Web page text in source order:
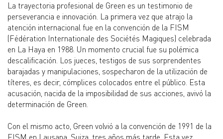
La trayectoria profesional de Green es un testimonio de
perseverancia e innovación. La primera vez que atrajo la
atención internacional fue en la convención de la FISM
(Fédération Internationale des Sociétés Magiques) celebrada
en La Haya en 1988. Un momento crucial fue su polémica
descalificación. Los jueces, testigos de sus sorprendentes
barajadas y manipulaciones, sospecharon de la utilización de
títeres, es decir, cómplices colocados entre el público. Esta
acusación, nacida de la imposibilidad de sus acciones, avivó la
determinación de Green.
Con el mismo acto, Green volvió a la convención de 1991 de la
FISM en Lausana, Suiza, tres años más tarde. Esta vez,